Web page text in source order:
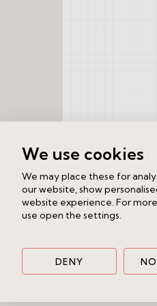
Interiör
We use cookies
We may place these for
our website, show
website experience. For
use open the settings.
DENY